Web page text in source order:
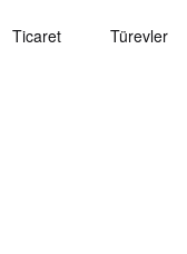
Ticaret Türevler